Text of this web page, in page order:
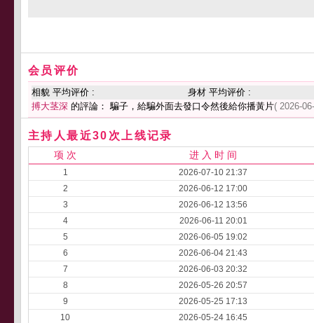
会员评价
相貌 平均评价 :
身材 平均评价 :
搏大茎深 的評論： 騙子，給騙外面去發口令然後給你播黃片( 2026-
主持人最近30次上线记录
项 次 进 入 时 间
1
2026-07-10 21:37
2
2026-06-12 17:00
3
2026-06-12 13:56
4
2026-06-11 20:01
5
2026-06-05 19:02
6
2026-06-04 21:43
7
2026-06-03 20:32
8
2026-05-26 20:57
9
2026-05-25 17:13
10
2026-05-24 16:45